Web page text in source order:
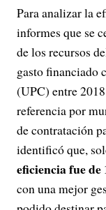
Para analizar la
informes que se
de los recursos
gasto financiado
(UPC) entre
referencia por
de contratación
identificó que,
eficiencia fue de
con una mejor